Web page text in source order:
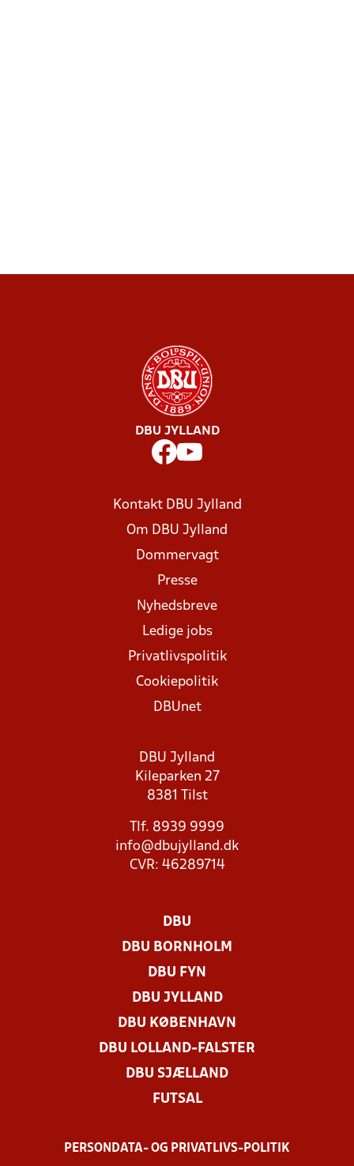
DBU JYLLAND
Kontakt DBU Jylland
Om DBU Jylland
Dommervagt
Presse
Nyhedsbreve
Ledige jobs
Privatlivspolitik
Cookiepolitik
DBUnet
DBU Jylland
Kileparken 27
8381 Tilst
Tlf. 8939 9999
info@dbujylland.dk
CVR: 46289714
DBU
DBU BORNHOLM
DBU FYN
DBU JYLLAND
DBU KØBENHAVN
DBU LOLLAND-FALSTER
DBU SJÆLLAND
FUTSAL
PERSONDATA- OG PRIVATLIVS-POLITIK